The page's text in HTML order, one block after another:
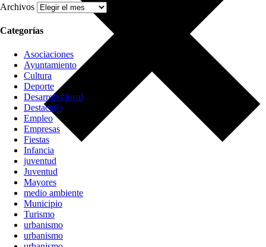
Archivos
Categorías
Asociaciones
Ayuntamiento
Cultura
Deporte
Desarrollo local
Destacado
Empleo
Empresas
Fiestas
Infancia
juventud
Juventud
Mayores
medio ambiente
Municipio
Turismo
urbanismo
urbanismo